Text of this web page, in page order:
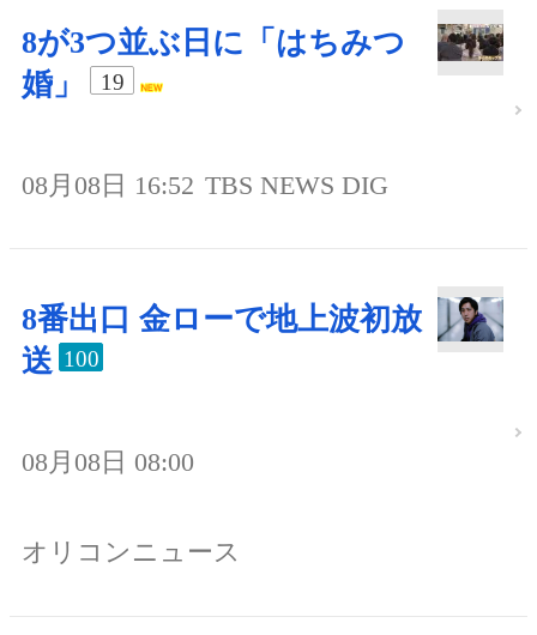
8が3つ並ぶ日に「はちみつ
婚」
19
08月08日 16:52 TBS NEWS DIG
8番出口 金ローで地上波初放
送 100
08月08日 08:00
オリコンニュース